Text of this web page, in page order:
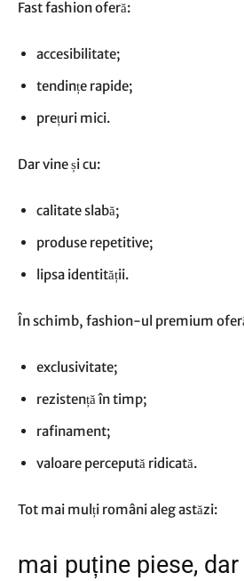
Fast fashion oferă:
accesibilitate;
tendințe rapide;
prețuri mici.
Dar vine și cu:
calitate slabă;
produse repetitive;
lipsa identității.
În schimb, fashion-ul premium
exclusivitate;
rezistență în timp;
rafinament;
valoare percepută ridicată.
Tot mai mulți români aleg astăzi:
mai puține piese,